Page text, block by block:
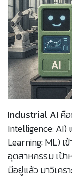
Industrial AI คื
Intelligence: AI)
Learning: ML) เ
อุตสาหกรรม เป้
มีอยู่แล้ว มาวิเค